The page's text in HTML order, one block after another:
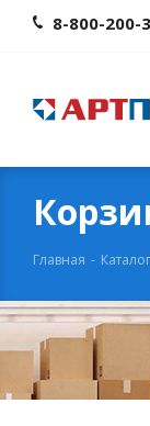
8-800-200-
Главная - Каталог